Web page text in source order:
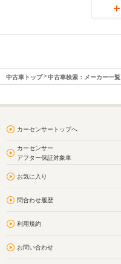
中古車トップ 中古車検索：メーカー一覧
カーセンサートップへ
カーセンサー
アフター保証対象車
お気に入り
問合わせ履歴
利用規約
お問い合わせ